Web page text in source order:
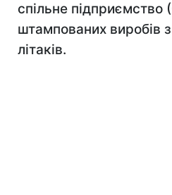
спільне підприємство
штампованих виробів
літаків.